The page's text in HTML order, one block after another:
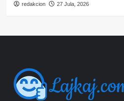
redakcion 27 Jula, 2026